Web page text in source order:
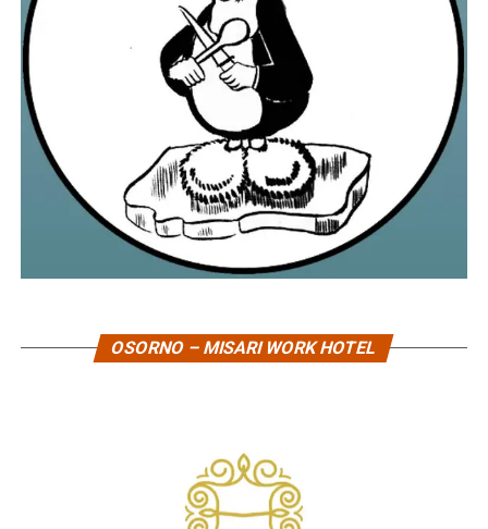
OSORNO – MISARI WORK HOTEL